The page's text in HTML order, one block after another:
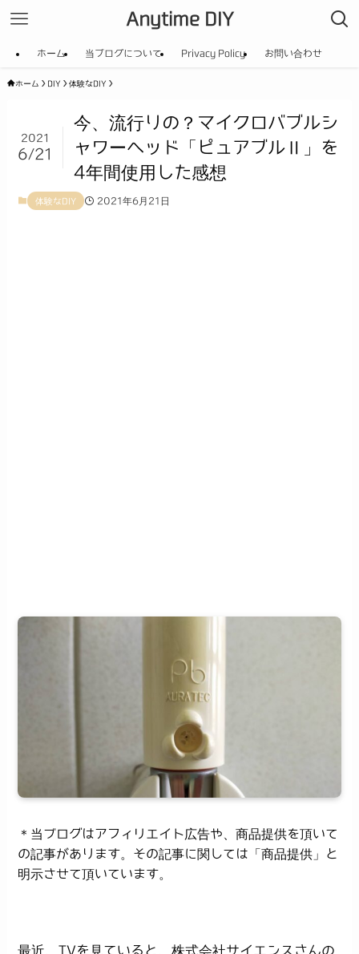
Anytime DIY
ホーム 当ブログについて Privacy Policy お問い合わせ
ホーム DIY 体験なDIY
今、流行りの？マイクロバブルシ
ャワーヘッド「ピュアブルⅡ」を
4年間使用した感想
2021
6/21
体験なDIY 2021年6月21日
＊当ブログはアフィリエイト広告や、商品提供を頂いて
の記事があります。その記事に関しては「商品提供」と
明示させて頂いています。
最近、TVを見ていると、株式会社サイエンスさんの